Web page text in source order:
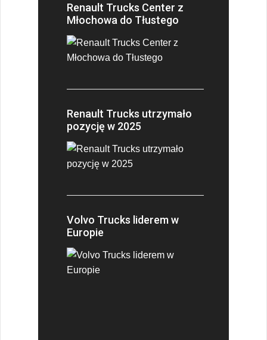
Renault Trucks Center z
Młochowa do Tłustego
Renault Trucks utrzymało
pozycję w 2025
Volvo Trucks liderem w
Europie